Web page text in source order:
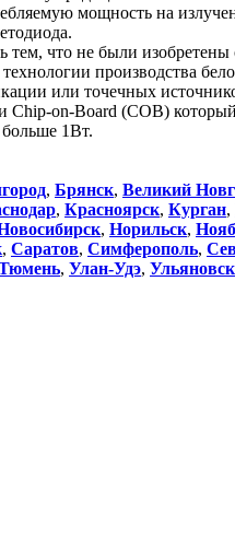
мощность на
что не были
производства
или точечных
on-Board (COB)
1Вт.
, Брянск, Великий
, Красноярск, Курган,
, Норильск,
, Саратов, Симферополь,
, Улан-Удэ, Ульяновск